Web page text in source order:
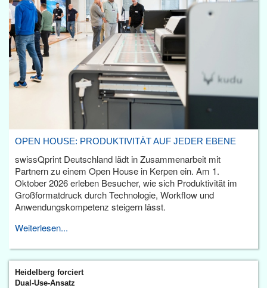
OPEN HOUSE: PRODUKTIVITÄT AUF JEDER EBENE
swissQprint Deutschland lädt in Zusammenarbeit mit
Partnern zu einem Open House in Kerpen ein. Am 1.
Oktober 2026 erleben Besucher, wie sich Produktivität im
Großformatdruck durch Technologie, Workflow und
Anwendungskompetenz steigern lässt.
Weiterlesen...
Heidelberg forciert
Dual-Use-Ansatz